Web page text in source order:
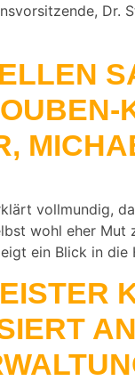
Dr.
vollmundig,
wohl eher Mut
ein Blick in